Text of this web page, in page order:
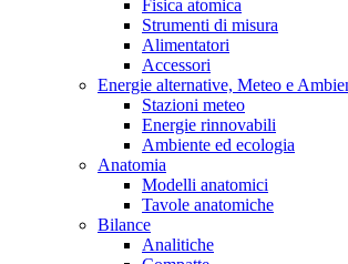
Fisica atomica
Strumenti di misura
Alimentatori
Accessori
Energie alternative, Meteo e
Stazioni meteo
Energie rinnovabili
Ambiente ed ecologia
Anatomia
Modelli anatomici
Tavole anatomiche
Bilance
Analitiche